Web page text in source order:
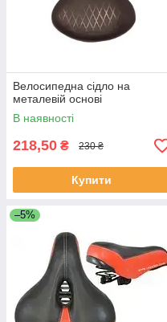
Велосипедна сідло на
металевій основі
В наявності
218,50 ₴ 230 ₴
Купити
–5%